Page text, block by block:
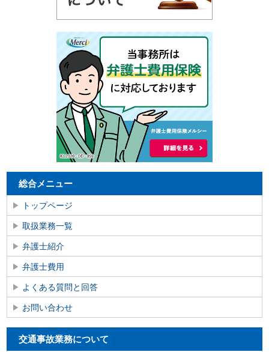
総合メニュー
トップページ
取扱業務一覧
弁護士紹介
弁護士費用
よくある質問と回答
お問い合わせ
交通事故業務について